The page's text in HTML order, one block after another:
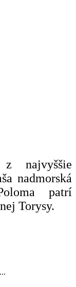
najvyššie
nadmorská
patrí
Torysy.